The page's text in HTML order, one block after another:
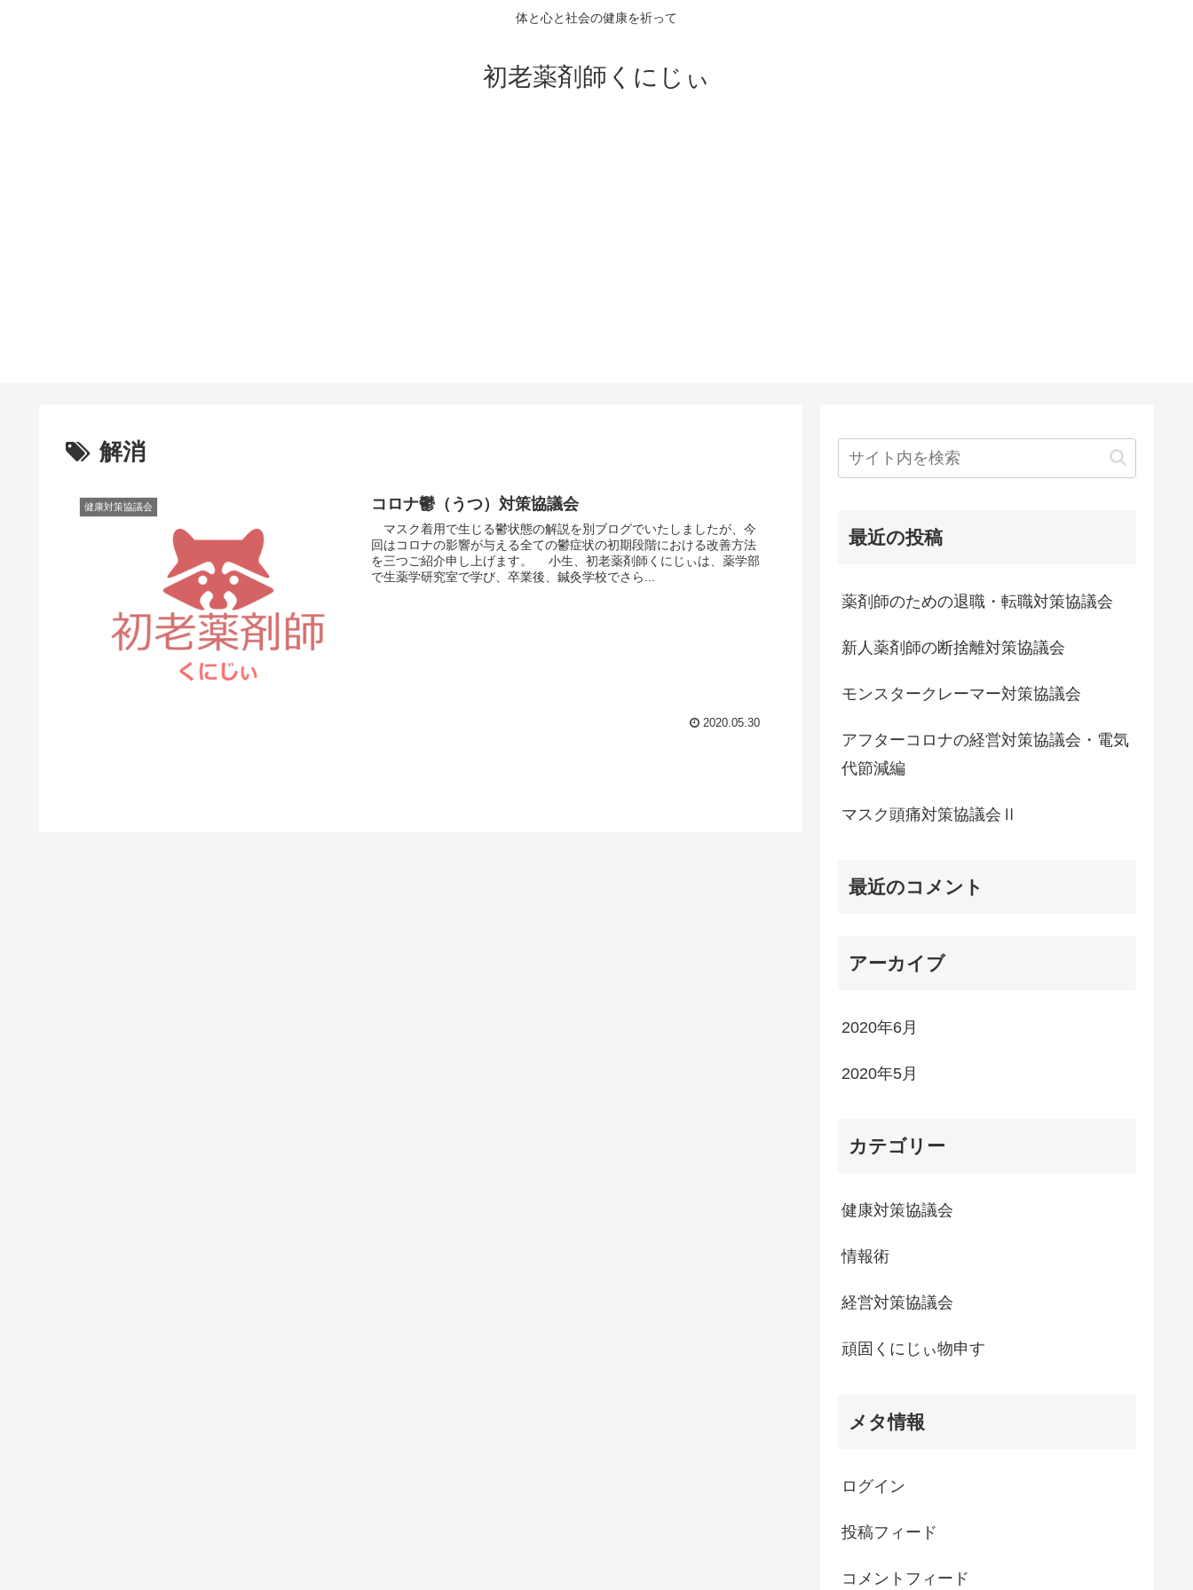
体と心と社会の健康を祈って
初老薬剤師くにじぃ
解消
健康対策協議会 コロナ鬱（うつ）対策協議会
マスク着用で生じる鬱状態の解説を別ブログでいたしましたが、今
回はコロナの影響が与える全ての鬱症状の初期段階における改善方法
を三つご紹介申し上げます。 小生、初老薬剤師くにじぃは、薬学部
で生薬学研究室で学び、卒業後、鍼灸学校でさら...
2020.05.30
最近の投稿
薬剤師のための退職・転職対策協議会
新人薬剤師の断捨離対策協議会
モンスタークレーマー対策協議会
アフターコロナの経営対策協議会・電気
代節減編
マスク頭痛対策協議会Ⅱ
最近のコメント
アーカイブ
2020年6月
2020年5月
カテゴリー
健康対策協議会
情報術
経営対策協議会
頑固くにじぃ物申す
メタ情報
ログイン
投稿フィード
コメントフィード